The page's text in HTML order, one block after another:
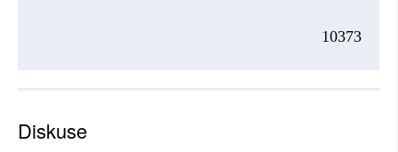
10373
Diskuse